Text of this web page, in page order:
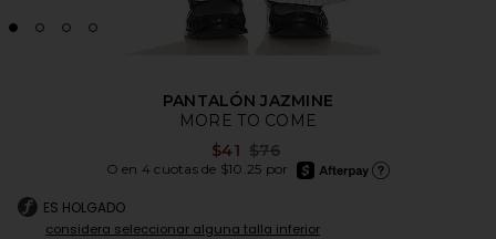
PANTALÓN JAZMINE
MORE TO COME
$41 Previous price:
$76
O en 4 cuotas de $10.25 por
afterpay
ES HOLGADO
considera seleccionar alguna talla inferior